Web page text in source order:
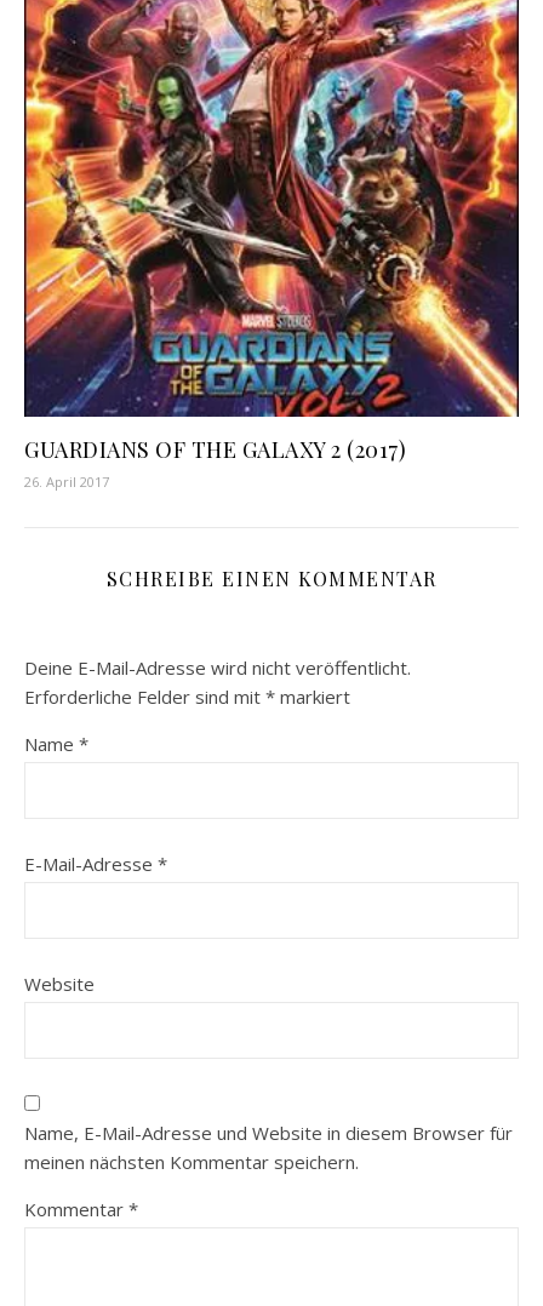
GUARDIANS OF THE GALAXY 2 (2017)
26. April 2017
SCHREIBE EINEN KOMMENTAR
Deine E-Mail-Adresse wird nicht veröffentlicht.
Erforderliche Felder sind mit * markiert
Name *
E-Mail-Adresse *
Website
Name, E-Mail-Adresse und Website in diesem Browser für
meinen nächsten Kommentar speichern.
Kommentar *